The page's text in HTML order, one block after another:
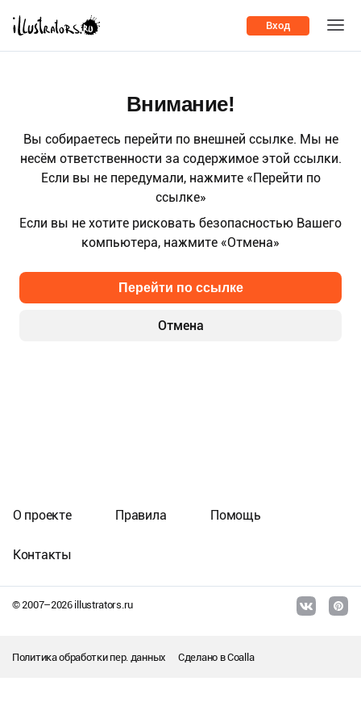
Вход
Внимание!
Вы собираетесь перейти по внешней ссылке. Мы не
несём ответственности за содержимое этой ссылки.
Если вы не передумали, нажмите «Перейти по
ссылке»
Если вы не хотите рисковать безопасностью Вашего
компьютера, нажмите «Отмена»
Отмена
Перейти по ссылке
© 2007–2026illustrators.ru
О проекте Правила Помощь
Контакты
Политика обработки пер. данных Сделано вCoalla